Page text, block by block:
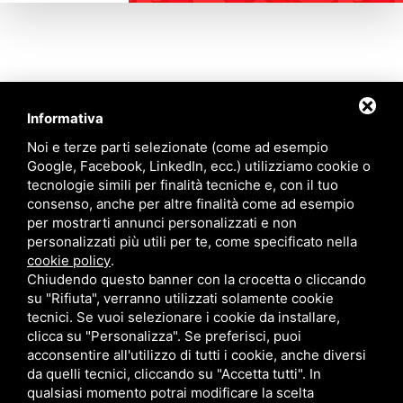
Informativa
Noi e terze parti selezionate (come ad esempio
Google, Facebook, LinkedIn, ecc.) utilizziamo cookie o
tecnologie simili per finalità tecniche e, con il tuo
consenso, anche per altre finalità come ad esempio
per mostrarti annunci personalizzati e non
personalizzati più utili per te, come specificato nella
cookie policy.
Chiudendo questo banner con la crocetta o cliccando
su "Rifiuta", verranno utilizzati solamente cookie
tecnici. Se vuoi selezionare i cookie da installare,
clicca su "Personalizza". Se preferisci, puoi
acconsentire all'utilizzo di tutti i cookie, anche diversi
da quelli tecnici, cliccando su "Accetta tutti". In
qualsiasi momento potrai modificare la scelta
Contattaci
Via Quinto Bucci, 205, 47521 Cesena (FC)
+39 0543 31536
+39 320 6635083
info@amiciziaeamore.it
Links
Chi siamo
Crea il tuo profilo
Franchising
Annunci
Blog
Contatti
Follow Us